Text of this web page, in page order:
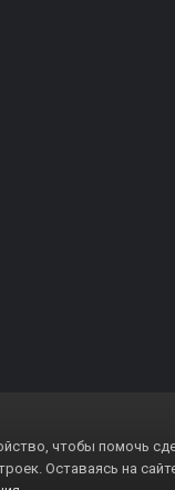
чтобы помочь
Оставаясь на